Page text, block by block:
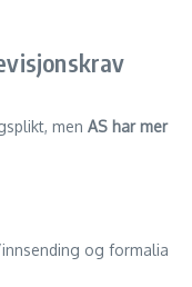
men AS har mer
og formalia